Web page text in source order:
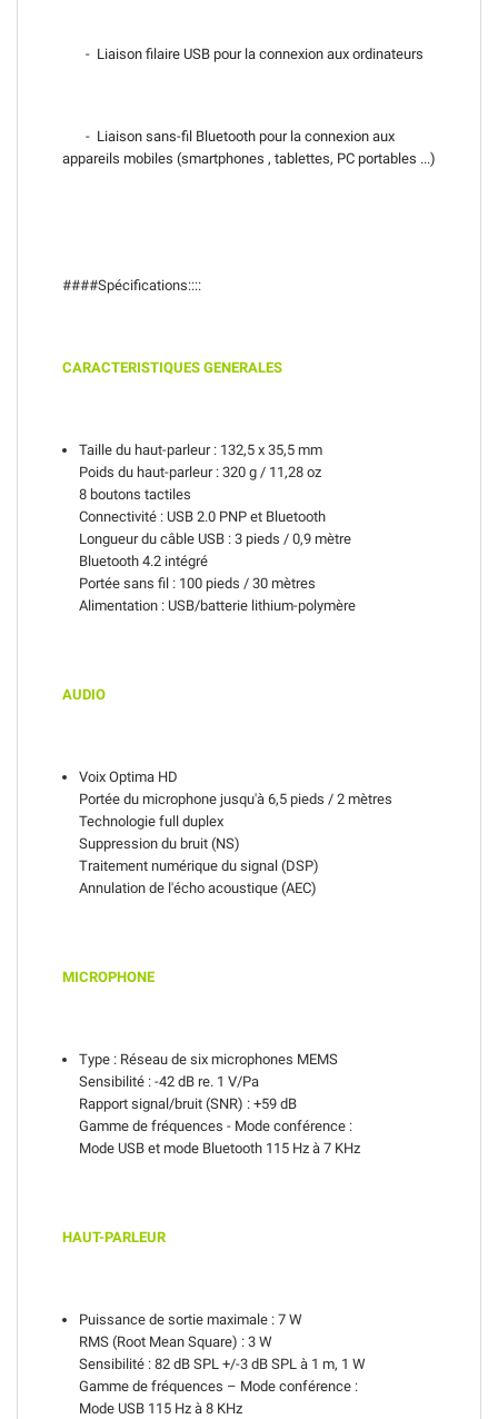
- Liaison filaire USB pour la connexion aux ordinateurs
- Liaison sans-fil Bluetooth pour la connexion aux
appareils mobiles (smartphones , tablettes, PC portables ...)
####Spécifications::::
CARACTERISTIQUES GENERALES
Taille du haut-parleur : 132,5 x 35,5 mm
Poids du haut-parleur : 320 g / 11,28 oz
8 boutons tactiles
Connectivité : USB 2.0 PNP et Bluetooth
Longueur du câble USB : 3 pieds / 0,9 mètre
Bluetooth 4.2 intégré
Portée sans fil : 100 pieds / 30 mètres
Alimentation : USB/batterie lithium-polymère
AUDIO
Voix Optima HD
Portée du microphone jusqu'à 6,5 pieds / 2 mètres
Technologie full duplex
Suppression du bruit (NS)
Traitement numérique du signal (DSP)
Annulation de l'écho acoustique (AEC)
MICROPHONE
Type : Réseau de six microphones MEMS
Sensibilité : -42 dB re. 1 V/Pa
Rapport signal/bruit (SNR) : +59 dB
Gamme de fréquences - Mode conférence :
Mode USB et mode Bluetooth 115 Hz à 7 KHz
HAUT-PARLEUR
Puissance de sortie maximale : 7 W
RMS (Root Mean Square) : 3 W
Sensibilité : 82 dB SPL +/-3 dB SPL à 1 m, 1 W
Gamme de fréquences – Mode conférence :
Mode USB 115 Hz à 8 KHz